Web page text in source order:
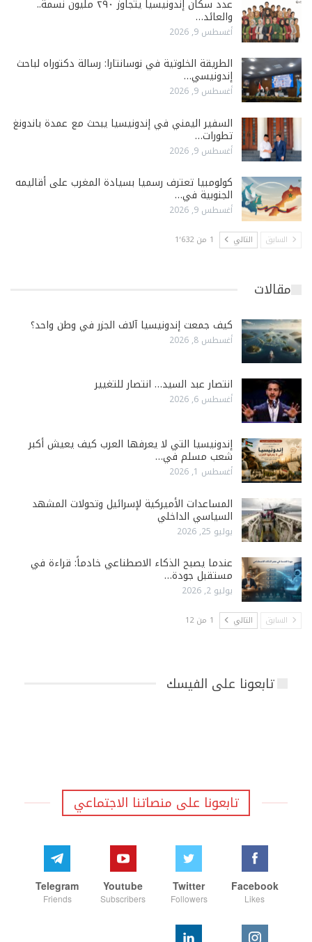
عدد سكان إندونيسيا يتجاوز ٢٩٠ مليون نسمة..
والعائد…
أغسطس 9, 2026
الطريقة الخلوتية في نوسانتارا: رسالة دكتوراه لباحث
إندونيسي…
أغسطس 9, 2026
السفير اليمني في إندونيسيا يبحث مع عمدة باندونغ
تطورات…
أغسطس 9, 2026
كولومبيا تعترف رسميا بسيادة المغرب على أقاليمه
الجنوبية في…
أغسطس 9, 2026
السابق التالي 1 من 1٬632
مقالات
كيف جمعت إندونيسيا آلاف الجزر في وطن واحد؟
أغسطس 8, 2026
انتصار عبد السيد… انتصار للتغيير
أغسطس 6, 2026
إندونيسيا التي لا يعرفها العرب كيف يعيش أكبر
شعب مسلم في…
أغسطس 1, 2026
المساعدات الأميركية لإسرائيل وتحولات المشهد
السياسي الداخلي
يوليو 25, 2026
عندما يصبح الذكاء الاصطناعي خادماً: قراءة في
مستقبل جودة…
يوليو 2, 2026
السابق التالي 1 من 12
تابعونا على الفيسك
تابعونا على منصاتنا الاجتماعي
Facebook
Likes
Twitter
Followers
Youtube
Subscribers
Telegram
Friends